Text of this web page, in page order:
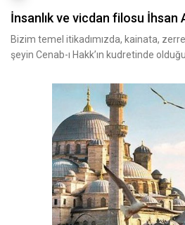
İnsanlık ve vicdan filosu İhsan
Bizim temel itikadımızda, kainata,
şeyin Cenab-ı Hakk’ın kudretinde